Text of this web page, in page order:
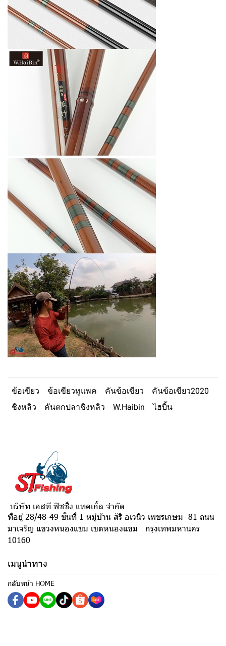
ข้อเขียว ข้อเขียวทูแพค คันข้อเขียว
คันข้อเขียว2020
ชิงหลิว
คันตกปลาชิงหลิว W.Haibin ไฮบิ้น
บริษัท เอสที ฟิชชิ่ง แทคเกิ้ล จำกัด
ที่อยู่ 28/48-49 ชั้นที่ 1 หมู่บ้าน สิริ อเวนิว เพชรเกษม 81 ถนน
มาเจริญ แขวงหนองแขม เขตหนองแขม กรุงเทพมหานคร
10160
เมนูนำทาง
กลับหน้า HOME